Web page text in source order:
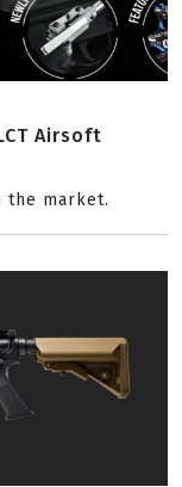
Airsoft
the market.